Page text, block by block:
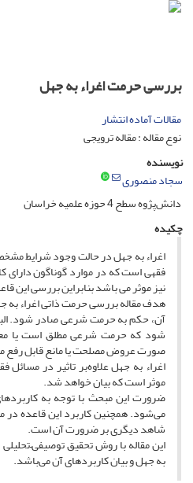
بررسی حرمت اغراء به جهل
مقالات آماده انتشار
نوع مقاله : مقاله ترویجی
نویسنده
سجاد منصوری
دانش‌پژوه سطح 4 حوزه علمیه خراسان
چکیده
اغراء به جهل در حالت وجود شرایط
فقهی است که در موارد گوناگون
نیز موثر می باشد بنابراین بررسی این
هدف مقاله بررسی حرمت ذاتی اغراء
آن، حکم به حرمت شرعی صادر شود.
شود که حرمت شرعی مطلق است یا
صورت عروض مصلحت یا مانع قابل رفع
اغراء به جهل علاوه‌بر تاثیر در
موثر است که بیان خواهد شد.
ضرورت این مبحث با توجه به
می‌شود. همچنین کاربرد این قاعده در
شاهد دیگری بر ضرورت آن است.
این مقاله با روش تحقیق
به جهل و بیان کاربردهای آن می‌باشد.